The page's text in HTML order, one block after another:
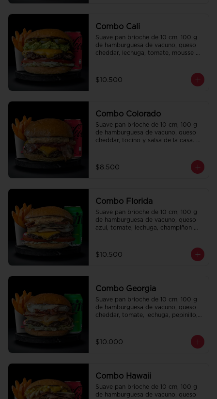
Combo Cali
Suave pan brioche de 10 cm, 100 g
de hamburguesa de vacuno, queso
cheddar, lechuga, tomate, mousse de
condimentadas, salsa de la casa de
regalo a elección y una bebida de
$10.500
Combo Colorado
Suave pan brioche de 10 cm, 100 g
de hamburguesa de vacuno, queso
cheddar, tocino y salsa de la casa.
regalo a elección y una bebida de
350 cc a elección.
$8.500
Combo Florida
Suave pan brioche de 10 cm, 100 g
de hamburguesa de vacuno, queso
azul, tomate, lechuga, champiñon
Papas fritas perfectamente
condimentadas, salsa de la casa de
$10.500
Combo Georgia
Suave pan brioche de 10 cm, 100 g
de hamburguesa de vacuno, queso
cheddar, tomate, lechuga, pepinillo,
condimentadas, salsa de la casa de
regalo a elección y una bebida de
$10.000
Combo Hawaii
Suave pan brioche de 10 cm, 100 g
de hamburguesa de vacuno, queso